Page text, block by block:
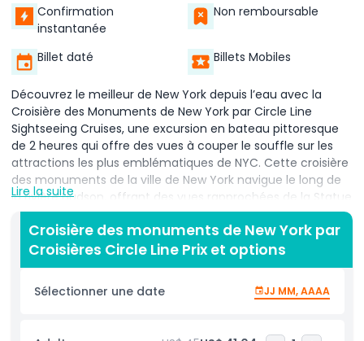
Confirmation
instantanée
Non remboursable
Billet daté Billets Mobiles
Découvrez le meilleur de New York depuis l’eau avec la
Croisière des Monuments de New York par Circle Line
Sightseeing Cruises, une excursion en bateau pittoresque
de 2 heures qui offre des vues à couper le souffle sur les
attractions les plus emblématiques de NYC. Cette croisière
des monuments de la ville de New York navigue le long de
la rivière Hudson, offrant des vues rapprochées de la Statue
de la Liberté, de l'Empire State Building, du Pont de Brooklyn,
du One World Trade Center, et bien d'autres sites
incontournables. Avec une narration en direct par des
guides experts, chaque monument prend vie grâce à des
faits fascinants, un contexte historique et des histoires
uniques qui enrichissent votre expérience touristique.
croisière Circle Line à NYC offre une manière relaxante
Lire la suite
Croisière des monuments de New York par
Croisières Circle Line Prix et options
Sélectionner une date JJ MM, AAAA